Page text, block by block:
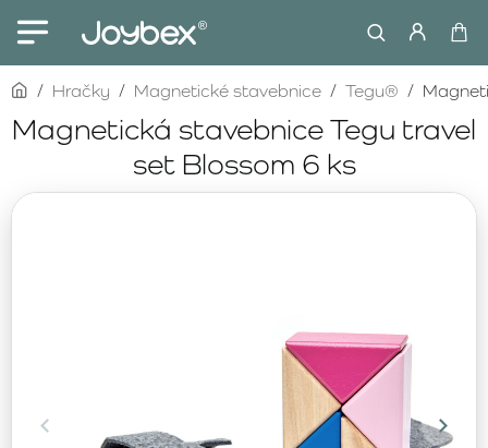
Magnetická stavebnice Tegu travel
set Blossom 6 ks
homeHračky Magnetické stavebnice Tegu®